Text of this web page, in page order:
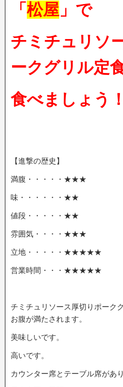
「 松屋 」で
チミチュリソ
ークグリル定
食べましょう
【進撃の歴史】
満腹・・・・・★★★
味・・・・・・★★
値段・・・・・★★
雰囲気・・・・★★★
立地・・・・・★★★★★
営業時間・・・★★★★★
チミチュリソース厚切りポーク
お腹が満たされます。
美味しいです。
高いです。
カウンター席とテーブル席があり